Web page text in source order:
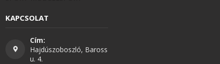
KAPCSOLAT
Cím:
Hajdúszoboszló, Baross
u. 4.